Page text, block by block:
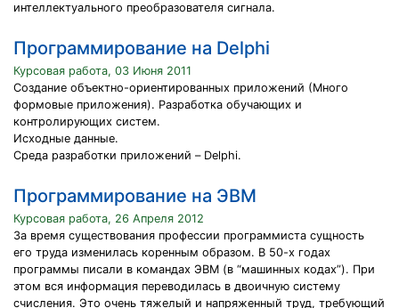
интеллектуального преобразователя сигнала.
Программирование на Delphi
Курсовая работа, 03 Июня 2011
Создание объектно-ориентированных приложений (Много
формовые приложения). Разработка обучающих и
контролирующих систем.
Исходные данные.
Среда разработки приложений – Delphi.
Программирование на ЭВМ
Курсовая работа, 26 Апреля 2012
За время существования профессии программиста сущность
его труда изменилась коренным образом. В 50-х годах
программы писали в командах ЭВМ (в “машинных кодах”). При
этом вся информация переводилась в двоичную систему
счисления. Это очень тяжелый и напряженный труд, требующий